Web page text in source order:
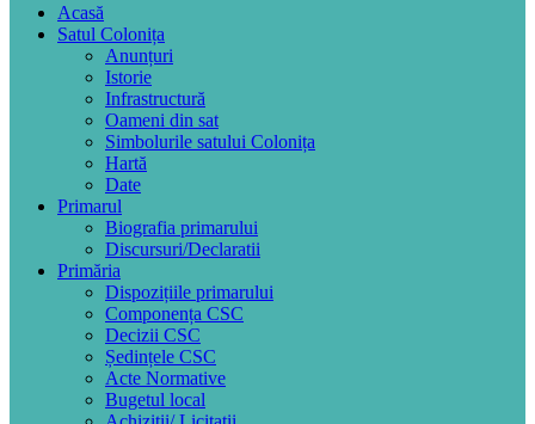
Acasă
Satul Colonița
Anunțuri
Istorie
Infrastructură
Oameni din sat
Simbolurile satului Colonița
Hartă
Date
Primarul
Biografia primarului
Discursuri/Declaratii
Primăria
Dispozițiile primarului
Componența CSC
Decizii CSC
Ședințele CSC
Acte Normative
Bugetul local